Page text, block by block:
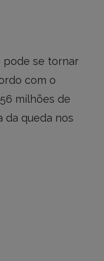
pode se tornar
com o
milhões de
da queda nos